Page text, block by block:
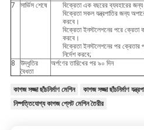
7
সার্ভিস শেষে
বিক্রেতা এক বছরের ব্যবহারের জন্য
বিক্রেতা সকল যন্ত্রপাতির জন্য
করবে।
বিক্রেতা ইনস্টলেশনের পরে ক্রেতা
করবে।
বিক্রেতা ইনস্টলেশনের পর ক্রেতার
নির্দেশ করবে;
8
উদ্ধৃতির
বৈধতা
অর্পণের তারিখের পর ৯০ দিন
কাগজ সজ্জা ছাঁচনির্মাণ মেশিন
কাগজ সজ্জা ছাঁচনির্মাণ
নিষ্পত্তিযোগ্য কাগজ প্লেট মেশিন তৈরীর